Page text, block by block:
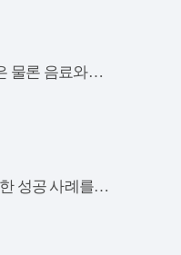
물론 음료와…
성공 사례를…